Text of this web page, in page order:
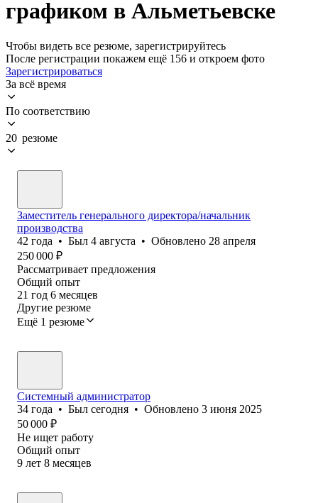
графиком в Альметьевске
Чтобы видеть все резюме, зарегистрируйтесь
После регистрации покажем ещё 156 и откроем фото
Зарегистрироваться
За всё время
По соответствию
20 резюме
Заместитель генерального директора/начальник
производства
42 года • Был 4 августа • Обновлено 28 апреля
250 000 ₽
Рассматривает предложения
Общий опыт
21 год 6 месяцев
Другие резюме
Ещё 1 резюме
Системный администратор
34 года • Был сегодня • Обновлено 3 июня 2025
50 000 ₽
Не ищет работу
Общий опыт
9 лет 8 месяцев